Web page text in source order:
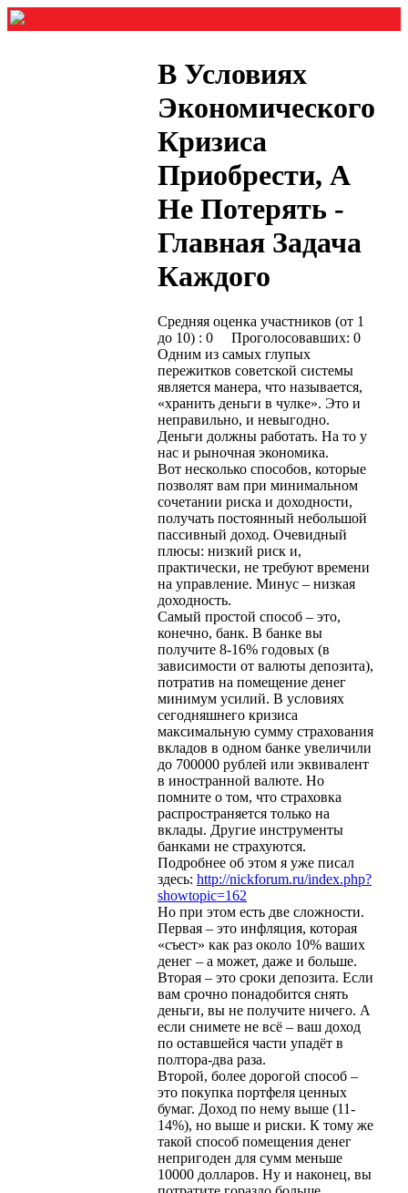
В Условиях
Экономического
Кризиса
Приобрести, А
Не Потерять -
Главная Задача
Каждого
Средняя оценка участников (от 1
до 10) : 0 Проголосовавших: 0
Одним из самых глупых
пережитков советской системы
является манера, что называется,
«хранить деньги в чулке». Это и
неправильно, и невыгодно.
Деньги должны работать. На то у
нас и рыночная экономика.
Вот несколько способов, которые
позволят вам при минимальном
сочетании риска и доходности,
получать постоянный небольшой
пассивный доход. Очевидный
плюсы: низкий риск и,
практически, не требуют времени
на управление. Минус – низкая
доходность.
Самый простой способ – это,
конечно, банк. В банке вы
получите 8-16% годовых (в
зависимости от валюты депозита),
потратив на помещение денег
минимум усилий. В условиях
сегодняшнего кризиса
максимальную сумму страхования
вкладов в одном банке увеличили
до 700000 рублей или эквивалент
в иностранной валюте. Но
помните о том, что страховка
распространяется только на
вклады. Другие инструменты
банками не страхуются.
Подробнее об этом я уже писал
здесь: http://nickforum.ru/index.php?
showtopic=162
Но при этом есть две сложности.
Первая – это инфляция, которая
«съест» как раз около 10% ваших
денег – а может, даже и больше.
Вторая – это сроки депозита. Если
вам срочно понадобится снять
деньги, вы не получите ничего. А
если снимете не всё – ваш доход
по оставшейся части упадёт в
полтора-два раза.
Второй, более дорогой способ –
это покупка портфеля ценных
бумаг. Доход по нему выше (11-
14%), но выше и риски. К тому же
такой способ помещения денег
непригоден для сумм меньше
10000 долларов. Ну и наконец, вы